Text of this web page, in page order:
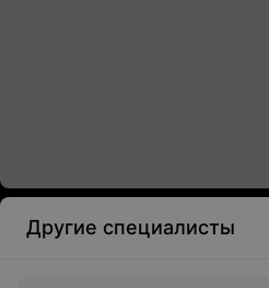
Другие специалисты